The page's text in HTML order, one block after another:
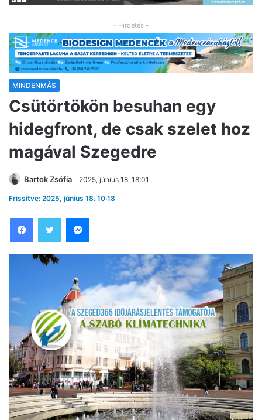
- Hirdetés -
MINDENMÁS
Csütörtökön besuhan egy
hidegfront, de csak szelet hoz
magával Szegedre
Bartok Zsófia 2025, június 18. 18:01
Frissítve: 2025, június 18. 10:18